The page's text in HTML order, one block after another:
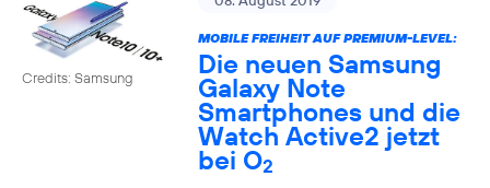
Credits: Samsung
MOBILE FREIHEIT AUF PREMIUM-LEVEL:
Die neuen Samsung
Galaxy Note
Smartphones und die
Watch Active2 jetzt
bei O2